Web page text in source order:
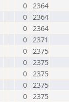
0 2364
0 2364
0 2364
0 2371
0 2375
0 2375
0 2375
0 2375
0 2375